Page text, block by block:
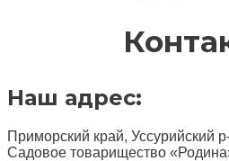
Наш адрес:
Приморский край, Уссурийский
Садовое товарищество